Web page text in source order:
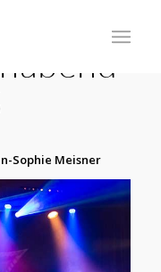
Sophie Meisner